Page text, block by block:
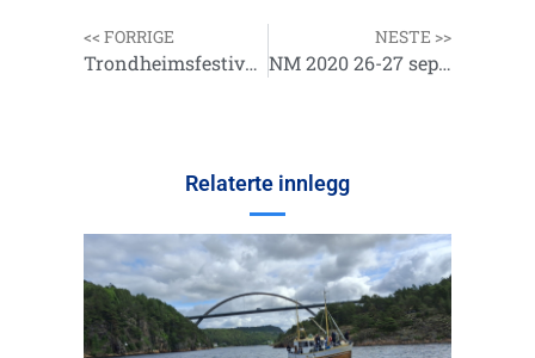
<< FORRIGE
Trondheimsfestivalene 3 og 4 oktober.
NESTE >>
NM 2020 26-27 september Grensenappet Sponvika
Relaterte innlegg